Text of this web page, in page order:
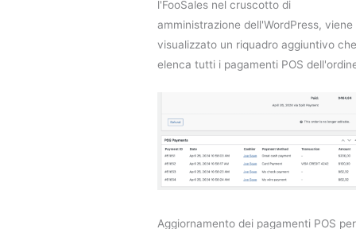
l'FooSales nel cruscotto di
amministrazione dell'WordPress, viene
visualizzato un riquadro aggiuntivo che
elenca tutti i pagamenti POS
Aggiornamento dei pagamenti POS per